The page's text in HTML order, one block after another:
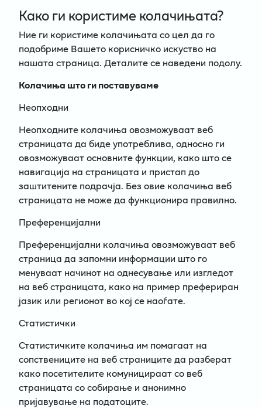
Како ги користиме колачињата?
Ние ги користиме колачињата со цел да го
подобриме Вашето корисничко искуство на
нашата страница. Деталите се наведени подолу.
Колачиња што ги поставуваме
Неопходни
Неопходните колачиња овозможуваат веб
страницата да биде употреблива, односно ги
овозможуваат основните функции, како што се
навигација на страницата и пристап до
заштитените подрачја. Без овие колачиња веб
страницата не може да функционира правилно.
Преференцијални
Преференцијални колачиња овозможуваат веб
страница да запомни информации што го
менуваат начинот на однесување или изгледот
на веб страницата, како на пример префериран
јазик или регионот во кој се наоѓате.
Статистички
Статистичките колачиња им помагаат на
сопствениците на веб страниците да разберат
како посетителите комуницираат со веб
страницата со собирање и анонимно
пријавување на податоците.